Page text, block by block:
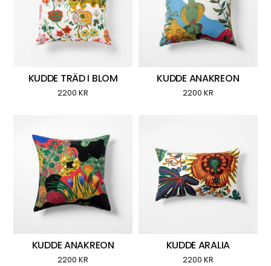
KUDDE TRÄD I BLOM
2200KR
KUDDE ANAKREON
2200 KR
KUDDE ANAKREON
2200KR
KUDDE ARALIA
2200 KR